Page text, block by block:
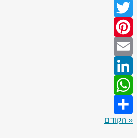
Facebook
Twitter
Pinterest
Email
LinkedIn
WhatsApp
Share
« הקודם